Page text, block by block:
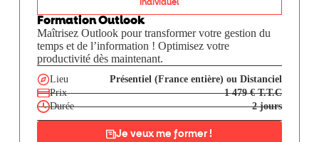
Individuel
Formation Outlook
Maîtrisez Outlook pour transformer votre gestion du
temps et de l’information ! Optimisez votre
productivité dès maintenant.
Lieu
Présentiel (France entière) ou Distanciel
Prix
1 479 € T.T.C
Durée
2 jours
Je veux me former !